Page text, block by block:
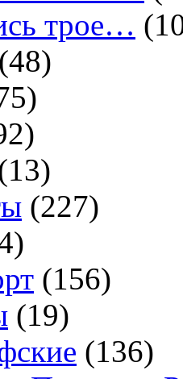
трое…
(48)
(227)
(156)
(19)
(136)